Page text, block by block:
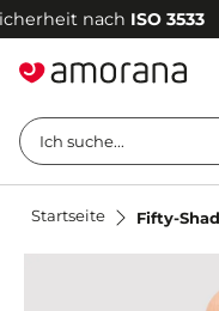
nachISO 3533
Ich suche...
Startseite Fifty-